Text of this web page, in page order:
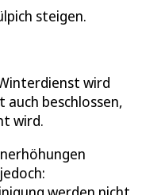
steigen.
wird
auch beschlossen,
wird.